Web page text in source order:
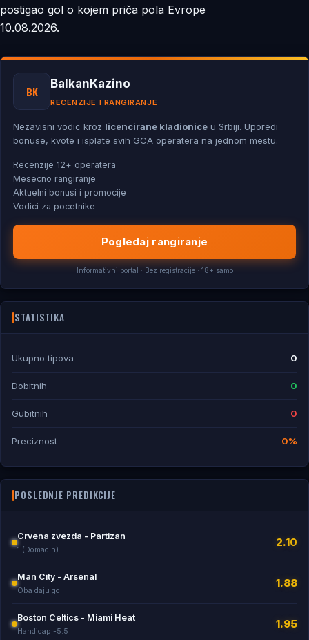
postigao gol o kojem priča pola Evrope
10.08.2026.
BK
BalkanKazino
RECENZIJE I RANGIRANJE
Nezavisni vodic kroz licencirane kladionice u Srbiji. Uporedi
bonuse, kvote i isplate svih GCA operatera na jednom mestu.
Recenzije 12+ operatera
Mesecno rangiranje
Aktuelni bonusi i promocije
Vodici za pocetnike
Pogledaj rangiranje
Informativni portal · Bez registracije · 18+ samo
STATISTIKA
Ukupno tipova 0
Dobitnih 0
Gubitnih 0
Preciznost 0%
POSLEDNJE PREDIKCIJE
Crvena zvezda - Partizan
1 (Domacin)
2.10
Man City - Arsenal
Oba daju gol
1.88
Boston Celtics - Miami Heat
Handicap -5.5
1.95